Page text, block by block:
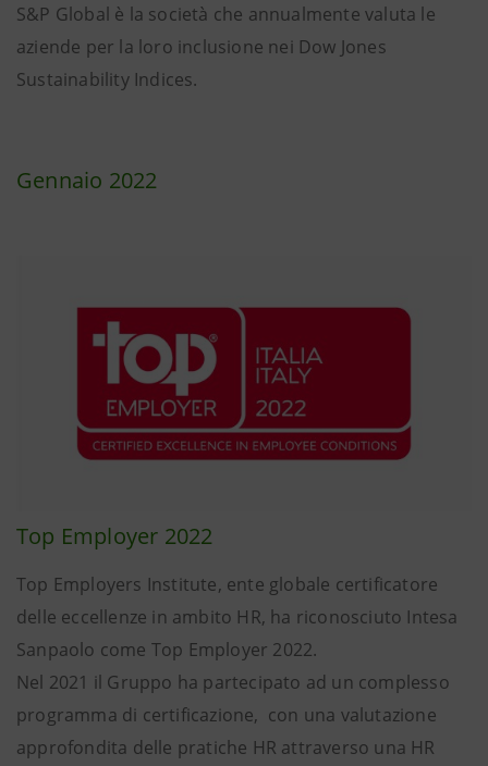
S&P Global è la società che annualmente valuta le
aziende per la loro inclusione nei Dow Jones
Sustainability Indices.
Gennaio 2022
Top Employer 2022
Top Employers Institute, ente globale certificatore
delle eccellenze in ambito HR, ha riconosciuto Intesa
Sanpaolo come Top Employer 2022.
Nel 2021 il Gruppo ha partecipato ad un complesso
programma di certificazione, con una valutazione
approfondita delle pratiche HR attraverso una HR